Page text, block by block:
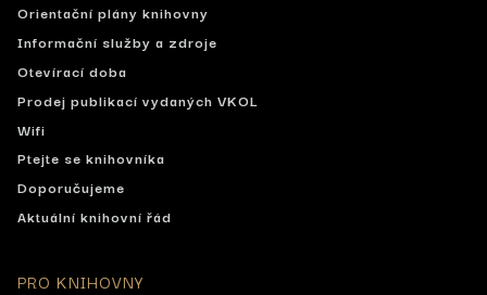
Orientační plány knihovny
Informační služby a zdroje
Otevírací doba
Prodej publikací vydaných VKOL
Wifi
Ptejte se knihovníka
Doporučujeme
Aktuální knihovní řád
PRO KNIHOVNY